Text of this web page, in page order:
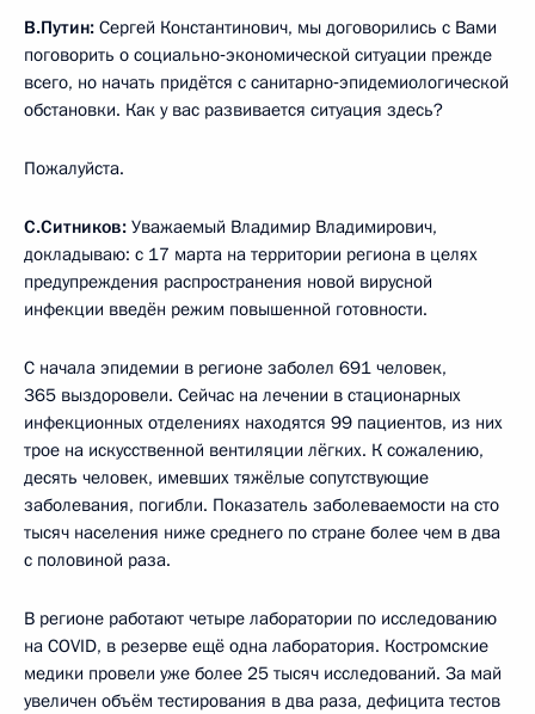
В.Путин: Сергей Константинович, мы договорились с Вами
поговорить о социально‑экономической ситуации прежде
всего, но начать придётся с санитарно‑эпидемиологической
обстановки. Как у вас развивается ситуация здесь?
Пожалуйста.
С.Ситников: Уважаемый Владимир Владимирович,
докладываю: с 17 марта на территории региона в целях
предупреждения распространения новой вирусной
инфекции введён режим повышенной готовности.
С начала эпидемии в регионе заболел 691 человек,
365 выздоровели. Сейчас на лечении в стационарных
инфекционных отделениях находятся 99 пациентов, из них
трое на искусственной вентиляции лёгких. К сожалению,
десять человек, имевших тяжёлые сопутствующие
заболевания, погибли. Показатель заболеваемости на сто
тысяч населения ниже среднего по стране более чем в два
с половиной раза.
В регионе работают четыре лаборатории по исследованию
на COVID, в резерве ещё одна лаборатория. Костромские
медики провели уже более 25 тысяч исследований. За май
увеличен объём тестирования в два раза, дефицита тестов